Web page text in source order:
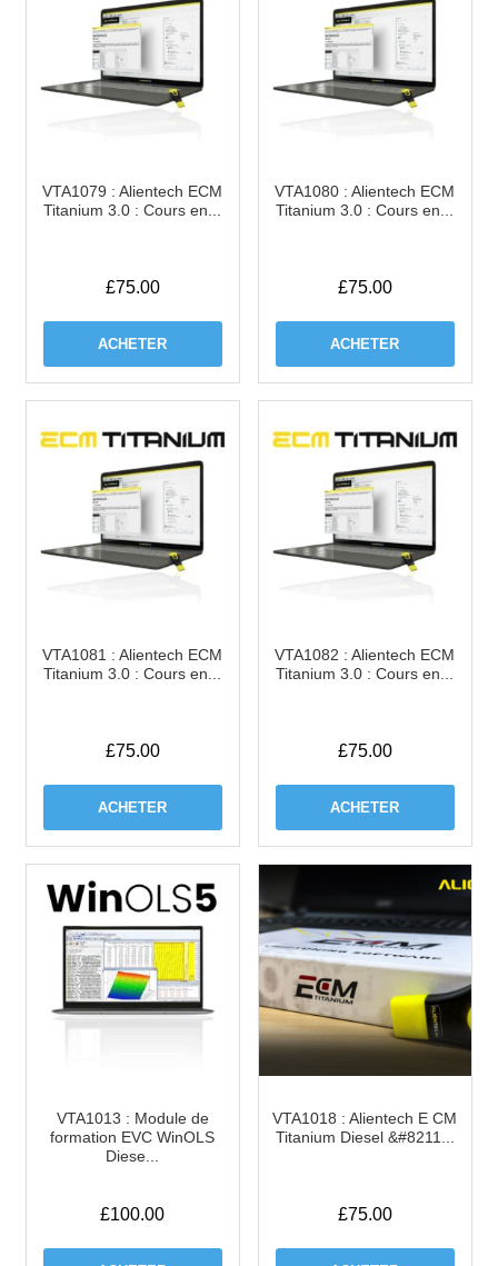
VTA1079 : Alientech ECM
Titanium 3.0 : Cours en...
£75.00
ACHETER
VTA1080 : Alientech ECM
Titanium 3.0 : Cours en...
£75.00
ACHETER
VTA1081 : Alientech ECM
Titanium 3.0 : Cours en...
£75.00
ACHETER
VTA1082 : Alientech ECM
Titanium 3.0 : Cours en...
£75.00
ACHETER
VTA1013 : Module de
formation EVC WinOLS
Diese...
£100.00
VTA1018 : Alientech E CM
Titanium Diesel &#8211...
£75.00